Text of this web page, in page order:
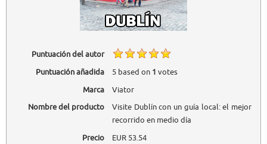
Puntuación del autor
Puntuación añadida
5based on 1 votes
Marca
Viator
Nombre del producto
Visite Dublín con un guía local: el mejor
recorrido en medio día
Precio
EUR53.54